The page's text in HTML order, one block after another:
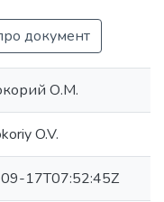
документ
О.М.
O.V.
17T07:52:45Z